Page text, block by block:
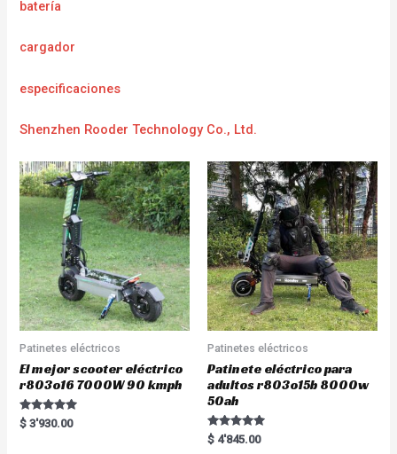
batería
cargador
especificaciones
Shenzhen Rooder Technology Co., Ltd.
Patinetes eléctricos
El mejor scooter eléctrico
r803o16 7000W 90 kmph
Rated
5.00
$ 3'930.00
Patinetes eléctricos
Patinete eléctrico para
adultos r803o15b 8000w
50ah
Rated
5.00
$ 4'845.00